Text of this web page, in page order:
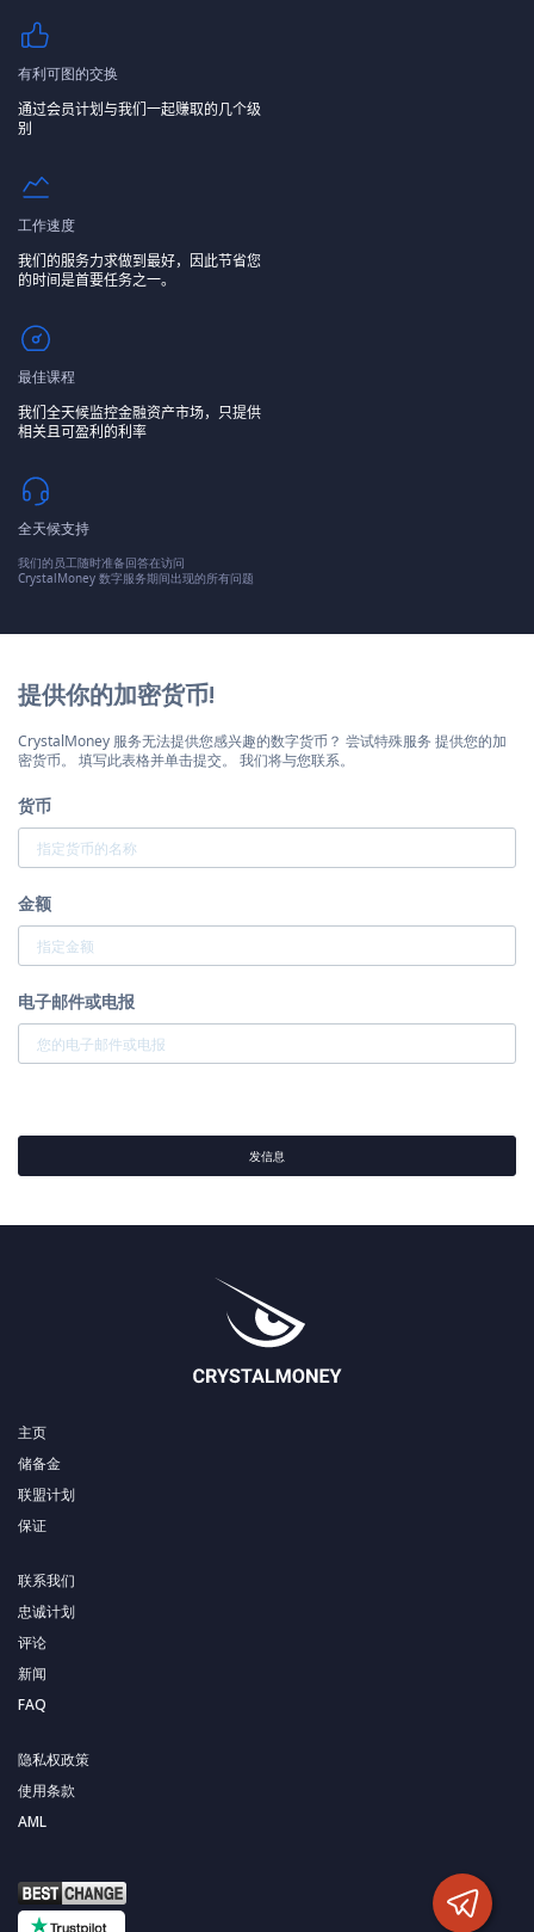
有利可图的交换
通过会员计划与我们一起赚取的几个级
别
工作速度
我们的服务力求做到最好，因此节省您
的时间是首要任务之一。
最佳课程
我们全天候监控金融资产市场，只提供
相关且可盈利的利率
全天候支持
我们的员工随时准备回答在访问
CrystalMoney 数字服务期间出现的所有问题
提供你的加密货币!
CrystalMoney 服务无法提供您感兴趣的数字货币？ 尝试特殊服务 提供您的加
密货币。 填写此表格并单击提交。 我们将与您联系。
货币
金额
电子邮件或电报
发信息
主页
储备金
联盟计划
保证
联系我们
忠诚计划
评论
新闻
FAQ
隐私权政策
使用条款
AML